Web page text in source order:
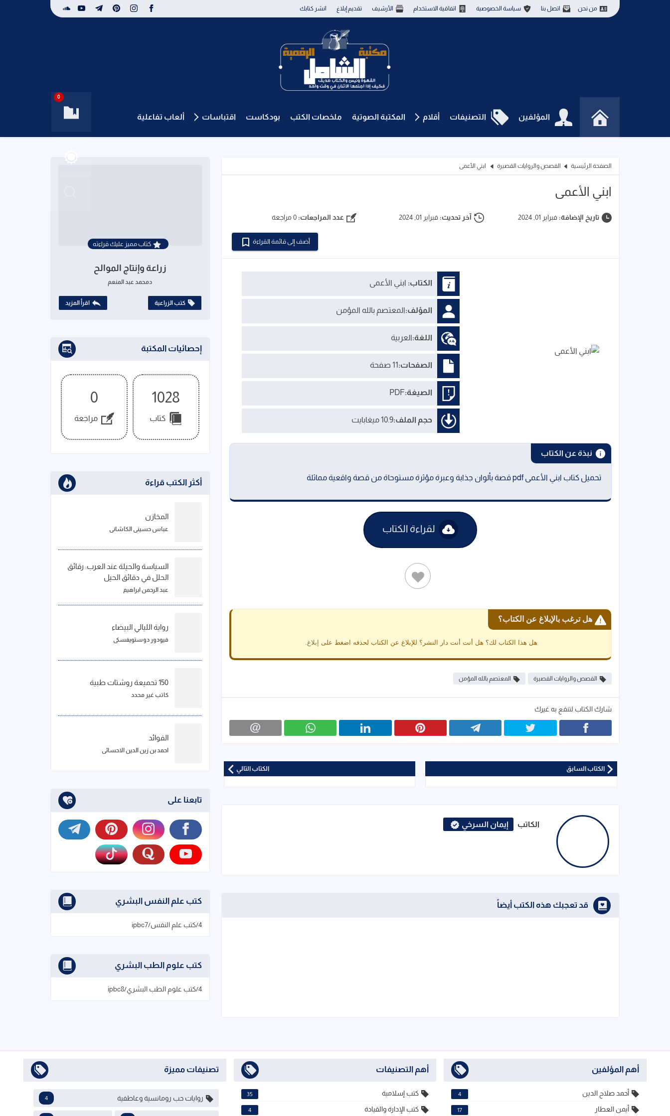
من نحن اتصل بنا سياسة الخصوصية اتفاقية الاستخدام الأرشيف تقديم إبلاغ انشر كتابك
المؤلفين التصنيفات أقلام المكتبة الصوتية ملخصات الكتب بودكاست اقتباسات ألعاب تفاعلية
0
الصفحة الرئيسية القصص والروايات القصيرة ابني الأعمى
ابني الأعمى
تاريخ الإضافة: فبراير 01, 2024 آخر تحديث: فبراير 01, 2024 عدد المراجعات: 0 مراجعة
أضف إلى قائمة القراءة
الكتاب: ابني الأعمى
المؤلف:المعتصم بالله المؤمن
اللغة:العربية
الصفحات:11 صفحة
الصيغة:PDF
حجم الملف:10.9 ميغابايت
نبذة عن الكتاب
تحميل كتاب ابني الأعمى pdf قصة بألوان جذابة وعبرة مؤثرة مستوحاة من قصة واقعية مماثلة
لقراءة الكتاب
هل ترغب بالإبلاغ عن الكتاب؟
هل هذا الكتاب لك؟ هل أنت أنت دار النشر؟ للإبلاغ عن الكتاب لحذفه اضغط على إبلاغ.
القصص والروايات القصيرة المعتصم بالله المؤمن
شارك الكتاب لتنفع به غيرك
الكتاب التالي الكتاب السابق
الكاتب إيمان السرخي
قد تعجبك هذه الكتب أيضاً
كتاب مميز عليك قراءته
زراعة وإنتاج الموالح
دمحمد عبد المنعم
كتب الزراعية اقرأ المزيد
إحصائيات المكتبة
1028
كتاب
0
مراجعة
أكثر الكتب قراءة
المخازن
عباس حسيني الكاشاني
السياسة والحيلة عند العرب: رقائق
الحلل في دقائق الحيل
عبد الرحمن ابراهيم
رواية الليالي البيضاء
فيودور دوستويفسكي
150 تحميعة روشتات طبية
كاتب غير محدد
الفوائد
احمد بن زين الدين الاحسائي
تابعنا على
كتب علم النفس البشري
4/كتب علم النفس/ipbc7
كتب علوم الطب البشري
4/كتب علوم الطب البشري/ipbc8
أهم المؤلفين
أحمد صلاح الدين 4
أيمن العطار 17
أهم التصنيفات
كتب إسلامية 35
كتب الإدارة والقيادة 4
تصنيفات مميزة
روايات حب رومانسية وعاطفية 4